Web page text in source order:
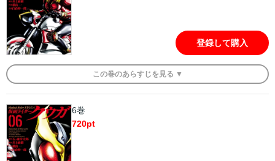
登録して購入
この巻のあらすじを 見る ▼
6巻
720pt